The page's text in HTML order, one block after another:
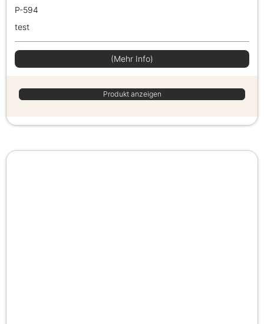
P-594
test
(Mehr Info)
Produkt anzeigen